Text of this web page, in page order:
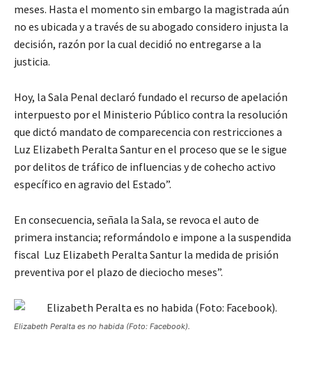
meses. Hasta el momento sin embargo la magistrada aún
no es ubicada y a través de su abogado considero injusta la
decisión, razón por la cual decidió no entregarse a la
justicia.
Hoy, la Sala Penal declaró fundado el recurso de apelación
interpuesto por el Ministerio Público contra la resolución
que dictó mandato de comparecencia con restricciones a
Luz Elizabeth Peralta Santur en el proceso que se le sigue
por delitos de tráfico de influencias y de cohecho activo
específico en agravio del Estado”.
En consecuencia, señala la Sala, se revoca el auto de
primera instancia; reformándolo e impone a la suspendida
fiscal Luz Elizabeth Peralta Santur la medida de prisión
preventiva por el plazo de dieciocho meses”.
Elizabeth Peralta es no habida (Foto: Facebook).